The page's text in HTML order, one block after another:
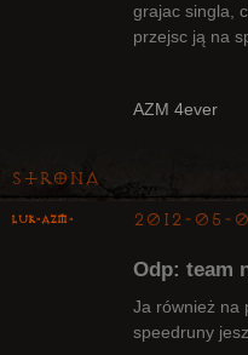
grajac singla,
przejsc ją na
AZM 4ever
Strona
luK-AZM- 2012-05-
Odp: team
Ja również na
speedruny